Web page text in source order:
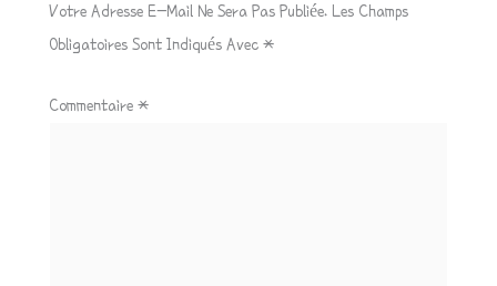
Votre Adresse E-Mail Ne Sera Pas Publiée. Les Champs
Obligatoires Sont Indiqués Avec *
Commentaire *